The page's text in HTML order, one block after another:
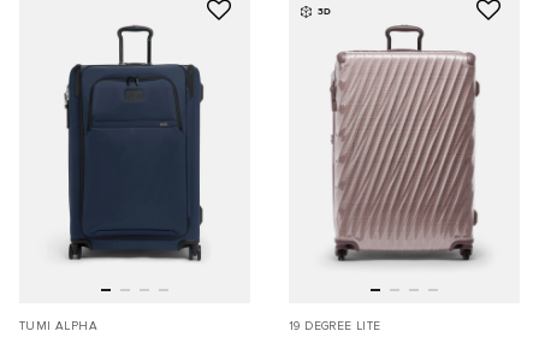
TUMI ALPHA
3D
19 DEGREE LITE